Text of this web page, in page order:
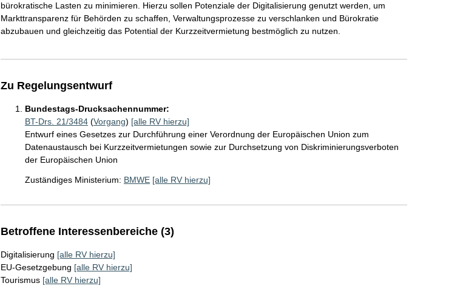
bürokratische Lasten zu minimieren. Hierzu sollen Potenziale der Digitalisierung genutzt werden, um
Markttransparenz für Behörden zu schaffen, Verwaltungsprozesse zu verschlanken und Bürokratie
abzubauen und gleichzeitig das Potential der Kurzzeitvermietung bestmöglich zu nutzen.
Zu Regelungsentwurf
Bundestags-Drucksachennummer:
BT-Drs. 21/3484(Vorgang) [alle RV hierzu]
Entwurf eines Gesetzes zur Durchführung einer Verordnung der Europäischen Union zum
Datenaustausch bei Kurzzeitvermietungen sowie zur Durchsetzung von Diskriminierungsverboten
der Europäischen Union
Zuständiges Ministerium: BMWE [alle RV hierzu]
Betroffene Interessenbereiche (3)
Digitalisierung [alle RV hierzu]
EU-Gesetzgebung [alle RV hierzu]
Tourismus [alle RV hierzu]